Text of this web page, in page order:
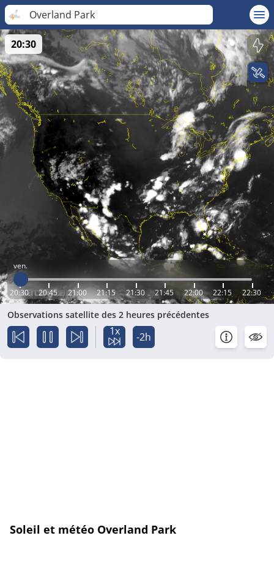
Overland Park
ven.
20:30 20:45 21:00 21:15 21:30 21:45 22:00 22:15 22:30
20:30
Observations satellite des 2 heures précédentes
1x -2h
Soleil et météo Overland Park